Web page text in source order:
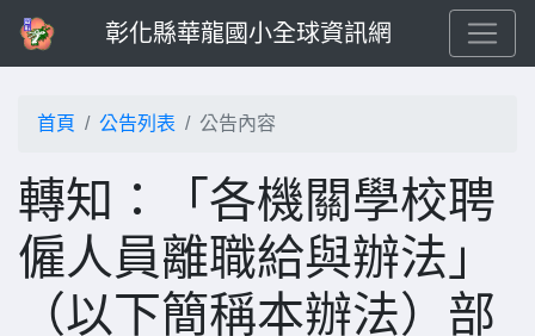
彰化縣華龍國小全球資訊網
首頁 公告列表 公告內容
轉知：「各機關學校聘
僱人員離職給與辦法」
（以下簡稱本辦法）部